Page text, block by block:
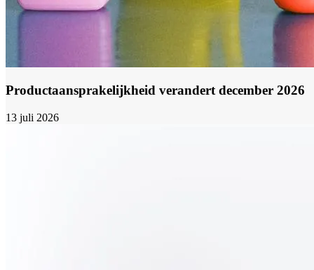
Productaansprakelijkheid verandert december 2026
13 juli 2026